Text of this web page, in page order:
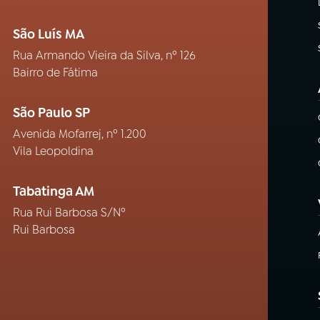
São Luís MA
Rua Armando Vieira da Silva, nº 126
Bairro de Fátima
São Paulo SP
Avenida Mofarrej, nº 1.200
Vila Leopoldina
Tabatinga AM
Rua Rui Barbosa S/Nº
Rui Barbosa